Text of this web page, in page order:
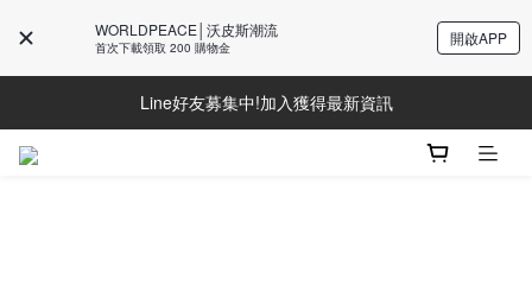
WORLDPEACE│沃皮斯潮流
首次下載領取 200 購物金 開啟APP
Line好友募集中!加入獲得最新資訊
Line好友募集中!加入獲得最新資訊
防詐騙提醒!請勿聽從不明來電操作ATM與提供個人資訊